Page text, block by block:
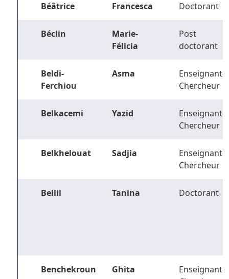
Béâtrice Francesca Doctorant
Béclin
Marie-
Félicia
Post
doctorant
Beldi-
Ferchiou
Asma
Enseignant-
Chercheur
Belkacemi Yazid
Enseignant-
Chercheur
Belkhelouat Sadjia
Enseignant-
Chercheur
Bellil Tanina Doctorant
Benchekroun Ghita
Enseignant-